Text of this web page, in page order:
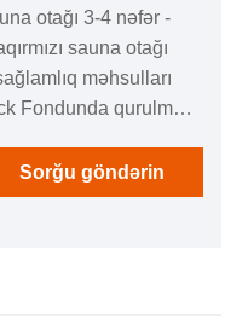
otağı 3-4 nəfər -
sauna otağı
məhsulları
Fondunda qurulmuş,
müqaviməti
tez-tez
Sorğu göndərin